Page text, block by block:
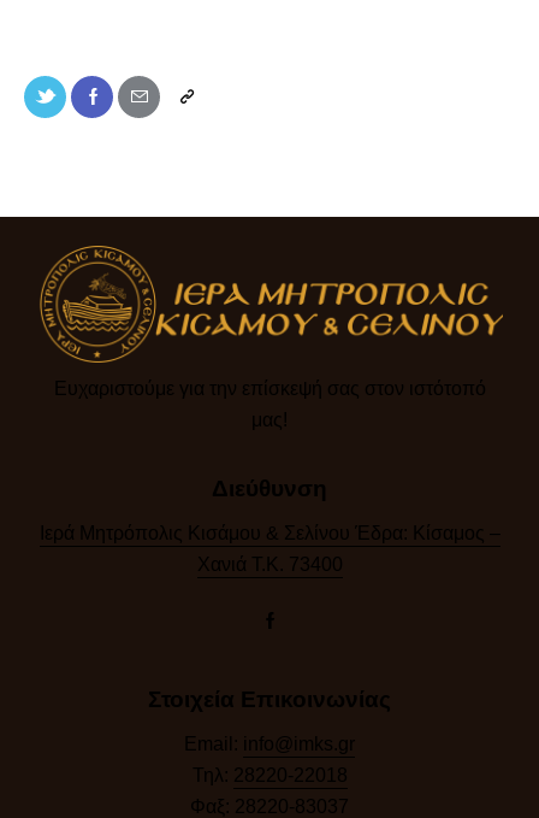
Ευχαριστούμε για την επίσκεψή σας στον ιστότοπό
μας!​
Διεύθυνση
Ιερά Μητρόπολις Κισάμου & Σελίνου Έδρα: Κίσαμος –
Χανιά Τ.Κ. 73400
Στοιχεία Επικοινωνίας
Email: info@imks.gr
Τηλ: 28220-22018
Φαξ: 28220-83037